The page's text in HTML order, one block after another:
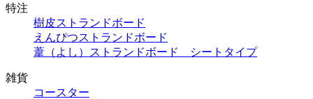
特注
樹皮ストランドボード
えんぴつストランドボード
葦（よし）ストランドボード シートタイプ
雑貨
コースター